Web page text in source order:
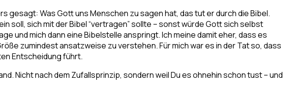
gesagt: Was Gott uns Menschen zu sagen hat, das tut er durch die Bibel.
soll, sich mit der Bibel “vertragen” sollte – sonst würde Gott sich selbst
und mich dann eine Bibelstelle anspringt. Ich meine damit eher, dass es
zumindest ansatzweise zu verstehen. Für mich war es in der Tat so, dass
Entscheidung führt.
Nicht nach dem Zufallsprinzip, sondern weil Du es ohnehin schon tust – und